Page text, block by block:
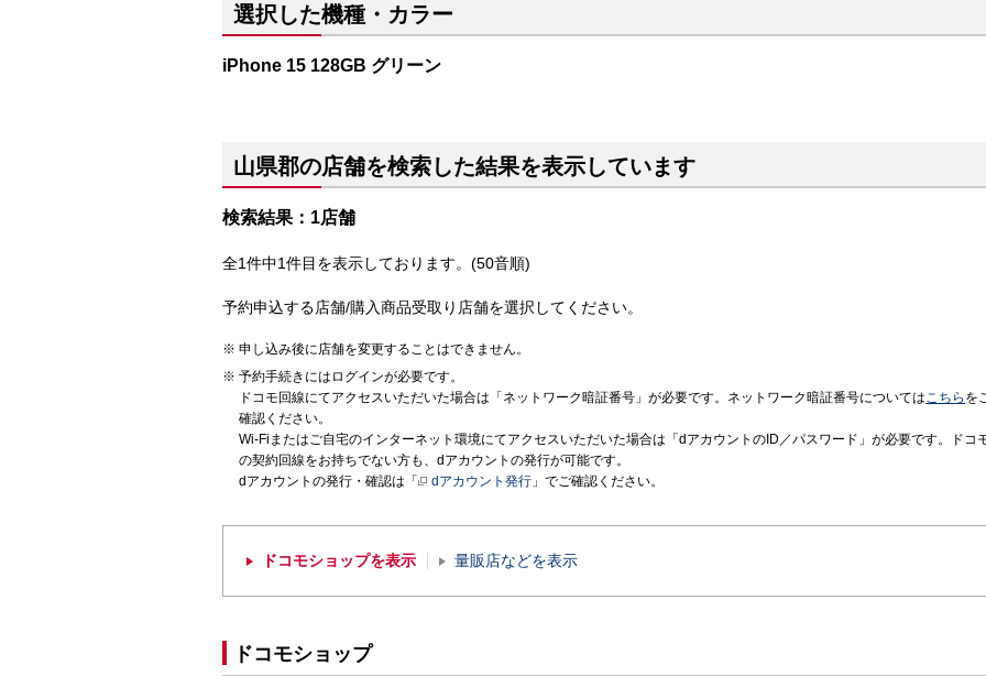
選択した機種・カラー
iPhone 15 128GB グリーン
山県郡の店舗を検索した結果を表示しています
検索結果：1店舗
全1件中1件目を表示しております。(50音順)
予約申込する店舗/購入商品受取り店舗を選択してください。
申し込み後に店舗を変更することはできません。
予約手続きにはログインが必要です。
ドコモ回線にてアクセスいただいた場合は「ネットワーク暗証番号」が必要です。ネットワーク暗証番号についてはこちら を
確認ください。
Wi-Fiまたはご自宅のインターネット環境にてアクセスいただいた場合は「dアカウントのID／パスワード」が必要です。ドコ
の契約回線をお持ちでない方も、dアカウントの発行が可能です。
dアカウントの発行・確認は「
dアカウント発行 」でご確認ください。
ドコモショップを表示 量販店などを表示
ドコモショップ